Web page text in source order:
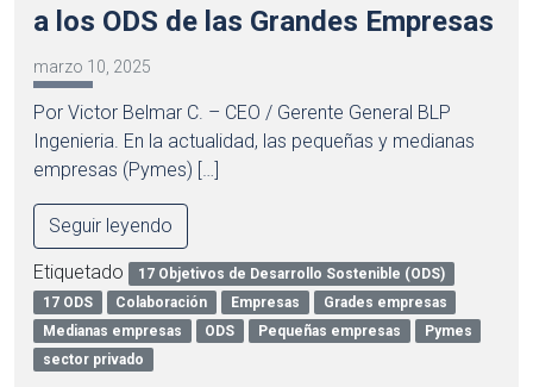
a los ODS de las Grandes Empresas
marzo 10, 2025
Por Victor Belmar C. – CEO / Gerente General BLP
Ingenieria. En la actualidad, las pequeñas y medianas
empresas (Pymes) […]
Seguir leyendo
Etiquetado
17 Objetivos de Desarrollo Sostenible (ODS)
17 ODS
Colaboración Empresas
Grades empresas
Medianas empresas
ODS Pequeñas empresas
Pymes
sector privado